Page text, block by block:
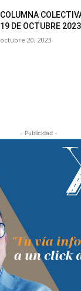
COLUMNA
19 DE OCTUBRE 2023
octubre 20, 2023
- Publicidad -